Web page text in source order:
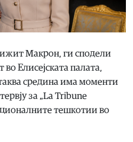
Макрон, ги сподели
Елисејската палата,
средина има моменти
за „La Tribune
тешкотии во